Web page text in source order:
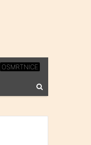
OSMRTNICE
OSMRTNICE